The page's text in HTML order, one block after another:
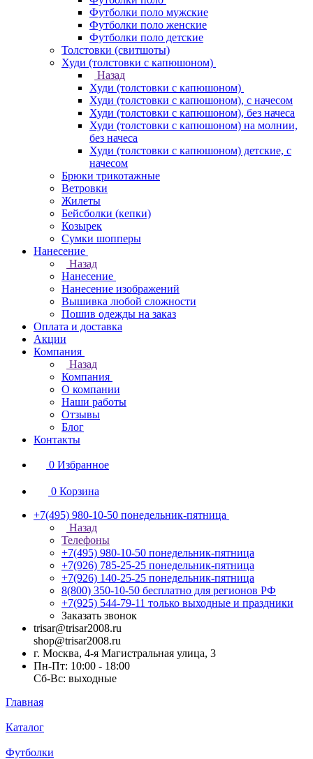
Футболки поло мужские
Футболки поло женские
Футболки поло детские
Толстовки (свитшоты)
Худи (толстовки с капюшоном)
Назад
Худи (толстовки с капюшоном)
Худи (толстовки c капюшоном), с начесом
Худи (толстовки c капюшоном), без начеса
Худи (толстовки с капюшоном) на молнии,
без начеса
Худи (толстовки c капюшоном) детские, с
начесом
Брюки трикотажные
Ветровки
Жилеты
Бейсболки (кепки)
Козырек
Сумки шопперы
Нанесение
Назад
Нанесение
Нанесение изображений
Вышивка любой сложности
Пошив одежды на заказ
Оплата и доставка
Акции
Компания
Назад
Компания
О компании
Наши работы
Отзывы
Блог
Контакты
0 Избранное
0 Корзина
+7(495) 980-10-50 понедельник-пятница
Назад
Телефоны
+7(495) 980-10-50 понедельник-пятница
+7(926) 785-25-25 понедельник-пятница
+7(926) 140-25-25 понедельник-пятница
8(800) 350-10-50 бесплатно для регионов РФ
+7(925) 544-79-11 только выходные и праздники
Заказать звонок
trisar@trisar2008.ru
shop@trisar2008.ru
г. Москва, 4-я Магистральная улица, 3
Пн-Пт: 10:00 - 18:00
Сб-Вс: выходные
Главная
Каталог
Футболки